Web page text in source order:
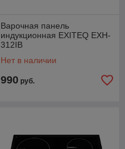
Варочная панель
индукционная EXITEQ EXH-
312IB
Нет в наличии
990 руб.